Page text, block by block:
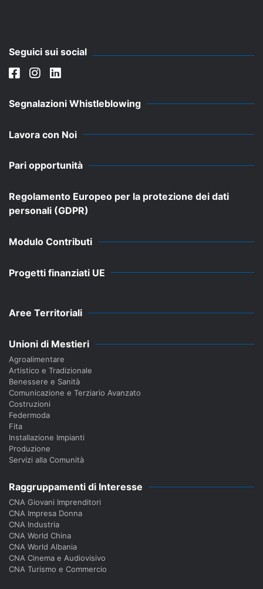
Seguici sui social
Segnalazioni Whistleblowing
Lavora con Noi
Pari opportunità
Regolamento Europeo per la protezione dei dati
personali (GDPR)
Modulo Contributi
Progetti finanziati UE
Aree Territoriali
Unioni di Mestieri
Agroalimentare
Artistico e Tradizionale
Benessere e Sanità
Comunicazione e Terziario Avanzato
Costruzioni
Federmoda
Fita
Installazione Impianti
Produzione
Servizi alla Comunità
Raggruppamenti di Interesse
CNA Giovani Imprenditori
CNA Impresa Donna
CNA Industria
CNA World China
CNA World Albania
CNA Cinema e Audiovisivo
CNA Turismo e Commercio